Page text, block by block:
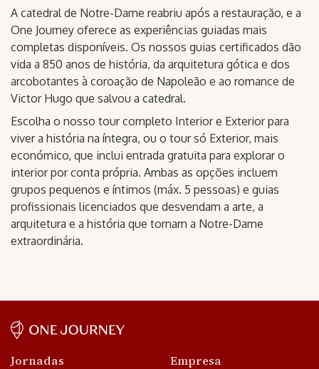
A catedral de Notre-Dame reabriu após a restauração, e a
One Journey oferece as experiências guiadas mais
completas disponíveis. Os nossos guias certificados dão
vida a 850 anos de história, da arquitetura gótica e dos
arcobotantes à coroação de Napoleão e ao romance de
Victor Hugo que salvou a catedral.
Escolha o nosso tour completo Interior e Exterior para
viver a história na íntegra, ou o tour só Exterior, mais
económico, que inclui entrada gratuita para explorar o
interior por conta própria. Ambas as opções incluem
grupos pequenos e íntimos (máx. 5 pessoas) e guias
profissionais licenciados que desvendam a arte, a
arquitetura e a história que tornam a Notre-Dame
extraordinária.
Jornadas Empresa